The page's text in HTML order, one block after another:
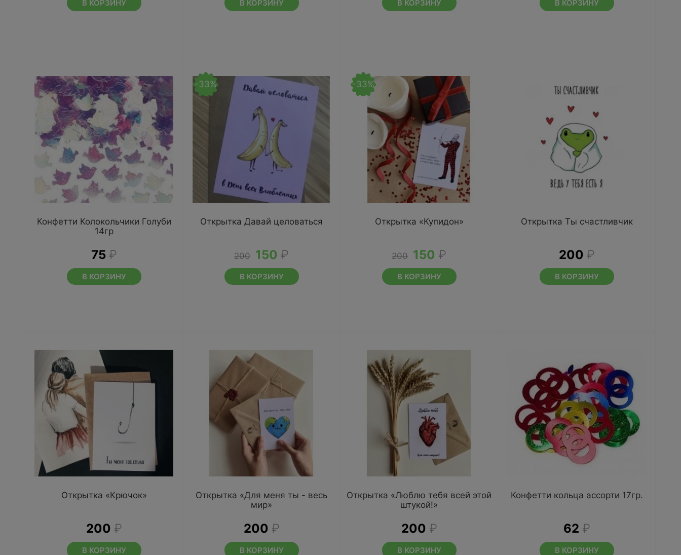
В КОРЗИНУ В КОРЗИНУ В КОРЗИНУ В КОРЗИНУ
Конфетти Колокольчики Голуби
14гр
75 ₽
В КОРЗИНУ
-33%
Открытка Давай целоваться
200 150 ₽
В КОРЗИНУ
-33%
Открытка «Купидон»
200 150 ₽
В КОРЗИНУ
Открытка Ты счастливчик
200 ₽
В КОРЗИНУ
Открытка «Крючок»
200 ₽
В КОРЗИНУ
Открытка «Для меня ты - весь
мир»
200 ₽
В КОРЗИНУ
Открытка «Люблю тебя всей этой
штукой!»
200 ₽
В КОРЗИНУ
Конфетти кольца ассорти 17гр.
62 ₽
В КОРЗИНУ